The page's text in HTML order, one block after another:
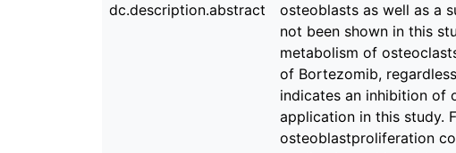
dc.description.abstract
osteoblasts as well as a
not been shown in this
metabolism of
of Bortezomib,
indicates an inhibition of
application in this study.
osteoblastproliferation